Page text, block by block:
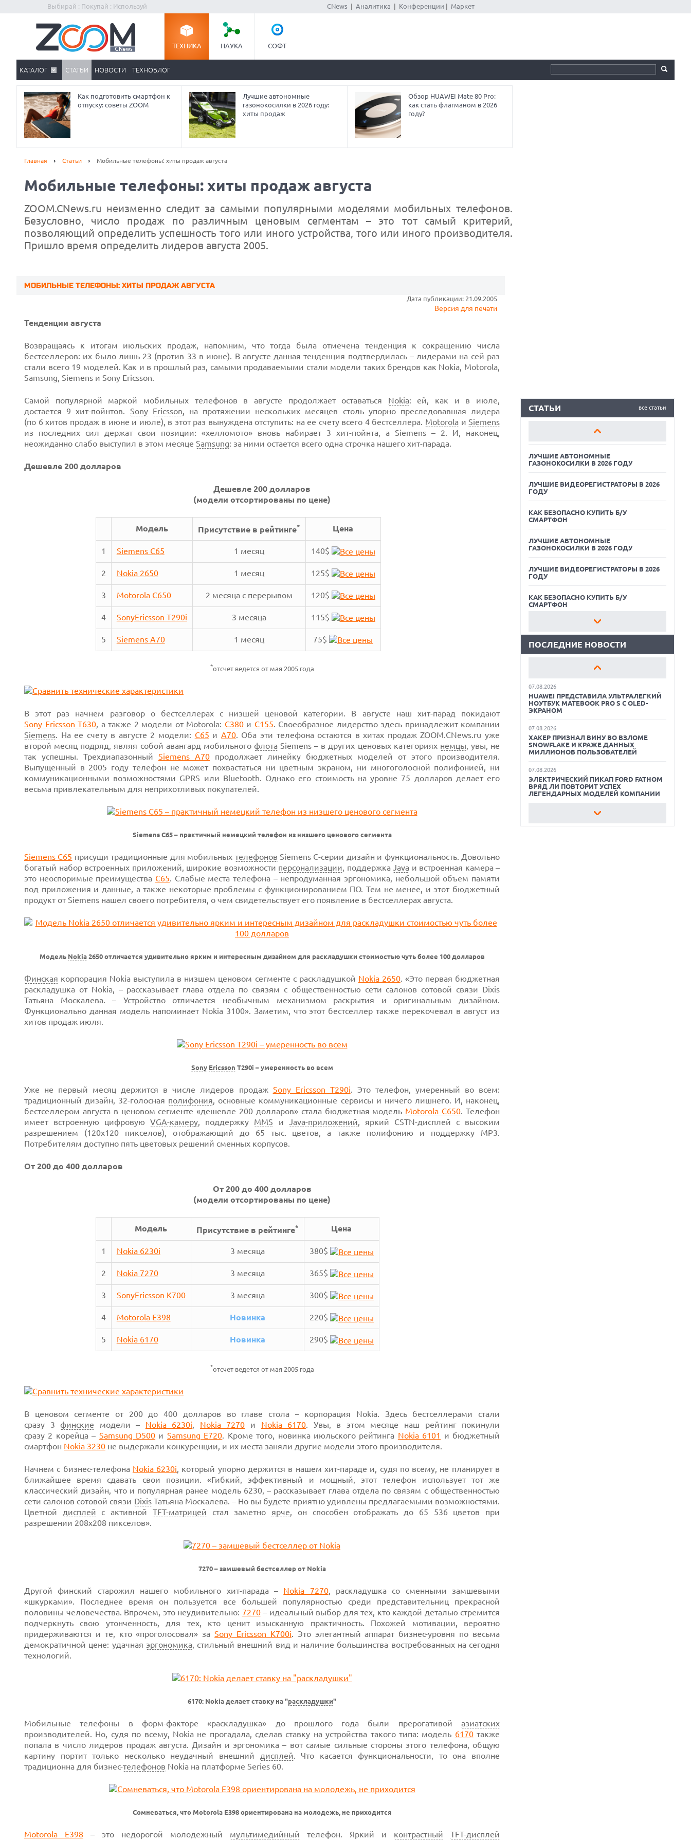
Выбирай : Покупай : Используй CNews| Аналитика Конференции Маркет
ТЕХНИКА НАУКА СОФТ
КАТАЛОГ СТАТЬИ НОВОСТИ ТЕХНОБЛОГ
Как подготовить смартфон к
отпуску: советы ZOOM
Лучшие автономные
газонокосилки в 2026 году:
хиты продаж
Обзор HUAWEI Mate 80 Pro:
как стать флагманом в 2026
году?
Главная Статьи Мобильные телефоны: хиты продаж августа
Мобильные телефоны: хиты продаж августа
ZOOM.CNews.ru неизменно следит за самыми популярными моделями мобильных телефонов.
Безусловно, число продаж по различным ценовым сегментам – это тот самый критерий,
позволяющий определить успешность того или иного устройства, того или иного производителя.
Пришло время определить лидеров августа 2005.
МОБИЛЬНЫЕ ТЕЛЕФОНЫ: ХИТЫ ПРОДАЖ АВГУСТА
Дата публикации: 21.09.2005
Версия для печати
Тенденции августа
Возвращаясь к итогам июльских продаж, напомним, что тогда была отмечена тенденция к сокращению числа
бестселлеров: их было лишь 23 (против 33 в июне). В августе данная тенденция подтвердилась – лидерами на сей раз
стали всего 19 моделей. Как и в прошлый раз, самыми продаваемыми стали модели таких брендов как Nokia, Motorola,
Samsung, Siemens и Sony Ericsson.
Самой популярной маркой мобильных телефонов в августе продолжает оставаться Nokia: ей, как и в июле,
достается 9 хит-пойнтов.
Sony Ericsson, на протяжении нескольких месяцев столь упорно преследовавшая лидера
(по 6 хитов продаж в июне и июле), в этот раз вынуждена отступить: на ее счету всего 4 бестселлера. Motorola иSiemens
из последних сил держат свои позиции: «хелломото» вновь набирает 3 хит-пойнта, а Siemens – 2. И, наконец,
неожиданно слабо выступил в этом месяце Samsung: за ними остается всего одна строчка нашего хит-парада.
Дешевле 200 долларов
Дешевле 200 долларов
(модели отсортированы по цене)
Модель Присутствие в рейтинге* Цена
1 Siemens C65 1 месяц 140$
2 Nokia 2650 1 месяц 125$
3 Motorola C650 2 месяца с перерывом 120$
4 SonyEricsson T290i 3 месяца 115$
5 Siemens A70 1 месяц 75$
*отсчет ведется от мая 2005 года
В этот раз начнем разговор о бестселлерах с низшей ценовой категории. В августе наш хит-парад покидают
Sony Ericsson T630, а также 2 модели от Motorola: C380и C155. Своеобразное лидерство здесь принадлежит компании
Siemens. На ее счету в августе 2 модели: C65 и A70. Оба эти телефона остаются в хитах продаж ZOOM.CNews.ru уже
второй месяц подряд, являя собой авангард мобильного флотаSiemens – в других ценовых категориях немцы, увы, не
так успешны. Трехдиапазонный Siemens A70 продолжаетлинейку бюджетных моделей от этого производителя.
Выпущенный в 2005 году телефон не может похвастаться ни цветным экраном, ни многоголосной полифонией, ни
коммуникационными возможностями GPRS или Bluetooth. Однако его стоимость науровне 75 долларов делает его
весьма привлекательным для неприхотливых покупателей.
Siemens С65 – практичный немецкий телефон из низшего ценового сегмента
Siemens C65 присущи традиционные для мобильных телефонов Siemens C-серии дизайн и функциональность. Довольно
богатый набор встроенных приложений, широкие возможности персонализации, поддержка Java и встроенная камера –
это неоспоримые преимущества C65. Слабые места телефона – непродуманная эргономика, небольшой объем памяти
под приложения и данные, а также некоторые проблемы с функционированием ПО. Тем не менее, и этот бюджетный
продукт от Siemens нашел своего потребителя, о чем свидетельствует его появление в бестселлерах августа.
Модель Nokia2650 отличается удивительно ярким и интересным дизайном для раскладушки стоимостью чуть более 100 долларов
Финская корпорация Nokia выступила в низшем ценовом сегменте с раскладушкой Nokia 2650. «Это первая бюджетная
раскладушка от Nokia, – рассказывает глава отдела по связям с общественностью сети салонов сотовой связи Dixis
Татьяна Москалева. – Устройство отличается необычным механизмом раскрытия и оригинальным дизайном.
Функционально данная модель напоминает Nokia 3100». Заметим, что этот бестселлер также перекочевал в август из
хитов продаж июля.
Sony Ericsson T290i – умеренность во всем
Уже не первый месяц держится в числе лидеров продаж Sony Ericsson T290i. Это телефон, умеренный во всем:
традиционный дизайн, 32-голосная полифония, основные коммуникационные сервисы и ничего лишнего. И, наконец,
бестселлером августа в ценовом сегменте«дешевле 200 долларов»стала бюджетная модель Motorola C650. Телефон
имеет встроенную цифровуюVGA-камеру, поддержку MMS и Java-приложений, яркий CSTN-дисплей с высоким
разрешением (120х120 пикселов), отображающий до 65 тыс. цветов, а также полифонию и поддержку MP3.
Потребителям доступно пять цветовых решений сменных корпусов.
От 200 до 400 долларов
От 200 до 400 долларов
(модели отсортированы по цене)
Модель Присутствие в рейтинге* Цена
1 Nokia 6230i 3 месяца 380$
2 Nokia 7270 3 месяца 365$
3 SonyEricsson K700 3 месяца 300$
4 Motorola E398 Новинка 220$
5 Nokia 6170 Новинка 290$
*отсчет ведется от мая 2005 года
В ценовом сегменте от 200 до 400 долларов во главе стола – корпорация Nokia. Здесь бестселлерами стали
сразу 3финские модели – Nokia 6230i, Nokia 7270 и Nokia 6170. Увы, в этом месяце наш рейтинг покинули
сразу 2 корейца– Samsung D500 и Samsung E720. Кроме того, новинка июльского рейтинга Nokia 6101 и бюджетный
смартфон Nokia 3230 не выдержали конкуренции, и их места заняли другие модели этого производителя.
Начнем с бизнес-телефона Nokia 6230i, который упорно держится в нашем хит-параде и, судя по всему, не планирует в
ближайшее время сдавать свои позиции. «Гибкий, эффективный и мощный, этот телефон использует тот же
классический дизайн, что и популярная ранее модель 6230, – рассказывает глава отдела по связям с общественностью
сети салонов сотовой связи DixisТатьяна Москалева. – Но вы будете приятно удивлены предлагаемыми возможностями.
Цветной дисплей с активной TFT-матрицей стал заметно ярче, он способен отображать до 65 536цветов при
разрешении 208х208 пикселов».
7270 – замшевый бестселлер от Nokia
Другой финский старожил нашего мобильного хит-парада– Nokia 7270, раскладушка со сменными замшевыми
«шкурками». Последнее время он пользуется все большей популярностью среди представительниц прекрасной
половины человечества. Впрочем, это неудивительно: 7270– идеальный выбор для тех, кто каждой деталью стремится
подчеркнуть свою утонченность, для тех, кто ценит изысканную практичность. Похожей мотивации, вероятно
придерживаются и те, кто «проголосовал» заSony Ericsson K700i. Это элегантный аппарат бизнес-уровня по весьма
демократичной цене: удачная эргономика, стильный внешний вид и наличие большинства востребованных на сегодня
технологий.
6170: Nokia делает ставку на "раскладушки"
Мобильные телефоны в форм-факторе «раскладушка» до прошлого года были прерогативойазиатских
производителей. Но, судя по всему, Nokia не прогадала, сделав ставку на устройства такого типа: модель 6170также
попала в число лидеров продаж августа. Дизайн и эргономика – вот самые сильные стороны этого телефона, общую
картину портит только несколько неудачный внешний дисплей. Что касается функциональности, то она вполне
традиционна для бизнес-телефонов Nokia на платформе Series 60.
Сомневаться, что Motorola E398 ориентирована на молодежь, не приходится
Motorola E398 – это недорогой молодежный мультимедийный телефон. Яркий и контрастный
TFT-дисплей
все статьи
СТАТЬИ
ЛУЧШИЕ ВИДЕОРЕГИСТРАТОРЫ В 2026
ГОДУ
КАК БЕЗОПАСНО КУПИТЬ Б/У
ЛУЧШИЕ АВТОНОМНЫЕ
ГАЗОНОКОСИЛКИ В 2026 ГОДУ
ЛУЧШИЕ ВИДЕОРЕГИСТРАТОРЫ В 2026
ГОДУ
КАК БЕЗОПАСНО КУПИТЬ Б/У
СМАРТФОН
ЛУЧШИЕ АВТОНОМНЫЕ
ГАЗОНОКОСИЛКИ В 2026 ГОДУ
ЛУЧШИЕ ВИДЕОРЕГИСТРАТОРЫ В 2026
ГОДУ
КАК БЕЗОПАСНО КУПИТЬ Б/У
СМАРТФОН
ЛУЧШИЕ АВТОНОМНЫЕ
ЛУЧШИЕ ВИДЕОРЕГИСТРАТОРЫ В 2026
СМАРТФОН
ЛУЧШИЕ АВТОНОМНЫЕ
ЛУЧШИЕ ВИДЕОРЕГИСТРАТОРЫ В 2026
ГОДУ
КАК БЕЗОПАСНО КУПИТЬ Б/У
СМАРТФОН
Prev
ПОСЛЕДНИЕ НОВОСТИ
XENIUM ВЫПУСТИЛА КНОПОЧНЫЕ
СМАРТФОНЫ С ПОДДЕРЖКОЙ СЕТЕЙ 4G
07.08.2026
СЕНСОРНЫМ ЭКРАНОМ НА КЕЙСЕ ДЛЯ
07.08.2026
GOOGLE ПЕРЕИМЕНОВЫВАЕТ
СМАРТФОНАХ PIXEL 11 PRO
07.08.2026
HUAWEI ПРЕДСТАВИЛА УЛЬТРАЛЕГКИЙ
НОУТБУК MATEBOOK PRO S С OLED-
ЭКРАНОМ
07.08.2026
ХАКЕР ПРИЗНАЛ ВИНУ ВО ВЗЛОМЕ
SNOWFLAKE И КРАЖЕ ДАННЫХ
МИЛЛИОНОВ ПОЛЬЗОВАТЕЛЕЙ
07.08.2026
ЭЛЕКТРИЧЕСКИЙ ПИКАП FORD FATHOM
ВРЯД ЛИ ПОВТОРИТ УСПЕХ
ЛЕГЕНДАРНЫХ МОДЕЛЕЙ КОМПАНИИ